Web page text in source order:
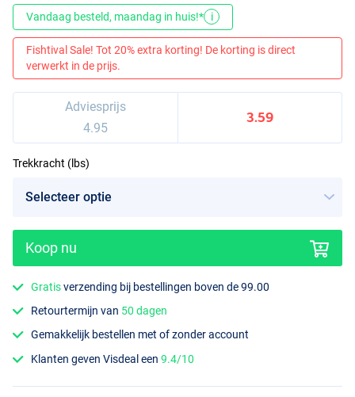
Vandaag besteld, maandag in huis!* i
Fishtival Sale! Tot 20% extra korting! De korting is direct
verwerkt in de prijs.
Adviesprijs
4.95
3.59
Trekkracht (lbs)
Koop nu
Gratisverzending bij bestellingen boven de 99.00
Retourtermijn van 50 dagen
Gemakkelijk bestellen met of zonder account
Klanten geven Visdeal een9.4/10